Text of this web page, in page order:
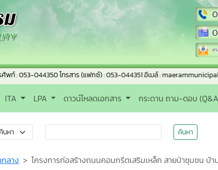
044350 โทรสาร (แฟกซ์) : 053-044351 อีเมล์ :
ITA LPA ดาวน์โหลดเอกสาร กระดาน ถาม-ตอบ
ค้นหา
ลาง โครงการก่อสร้างถนนคอนกรีตเสริมเหล็ก สายป่าชุมชน บ้